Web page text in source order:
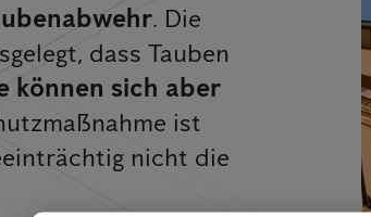
. Die
dass Tauben
können sich aber
ist
nicht die